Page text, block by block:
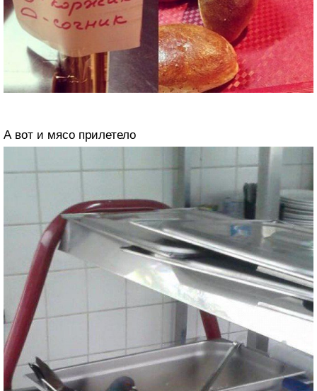
А вот и мясо прилетело